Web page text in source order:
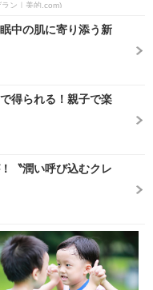
ラン｜美的.com)
中の肌に寄り添う新
得られる！親子で楽
〝潤い呼び込むクレ